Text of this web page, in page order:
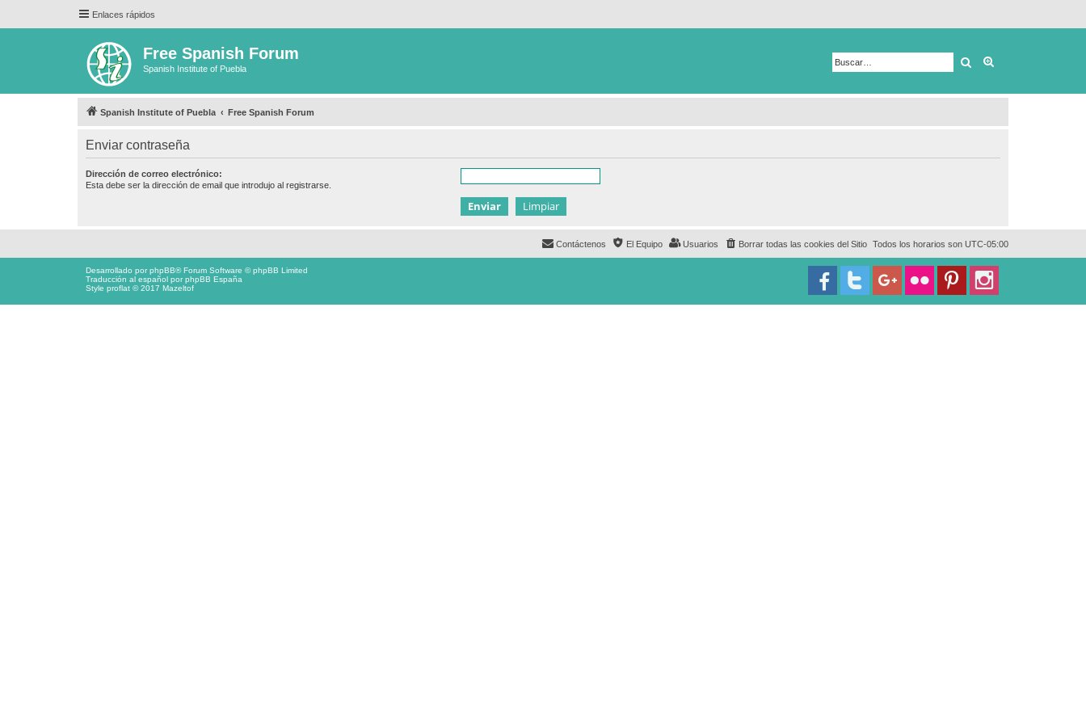
Enlaces rápidos
Free Spanish Forum
Spanish Institute of Puebla Buscar
Spanish Institute of Puebla Free Spanish Forum
Enviar contraseña
Dirección de correo electrónico:
Esta debe ser la dirección de email que introdujo al registrarse.
Todos los horarios son UTC-05:00
Borrar todas las cookies del Sitio
Usuarios
El Equipo
Contáctenos
Desarrollado porphpBB® Forum Software © phpBB Limited
Traducción al español porphpBB España
Style proflat © 2017 Mazeltof